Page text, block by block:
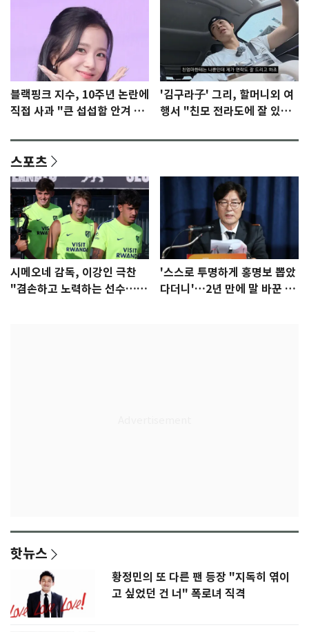
블랙핑크 지수, 10주년 논란에
직접 사과 "큰 섭섭함 안겨 미
'김구라子' 그리, 할머니외 여
행서 "친모 전라도에 잘 있
스포츠
시메오네 감독, 이강인 극찬
"겸손하고 노력하는 선수…좋
'스스로 투명하게 홍명보 뽑았
다더니'…2년 만에 말 바꾼 이
핫뉴스
황정민의 또 다른 팬 등장 "지독히 엮이
고 싶었던 건 너" 폭로녀 직격